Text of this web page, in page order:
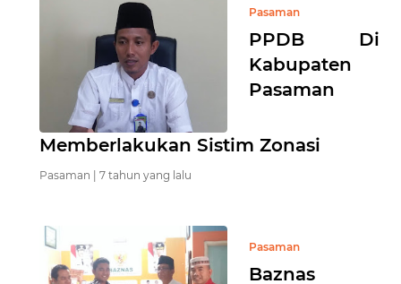
Pasaman
PPDB Di
Kabupaten
Pasaman
Memberlakukan Sistim Zonasi
Pasaman | 7 tahun yang lalu
Pasaman
Baznas